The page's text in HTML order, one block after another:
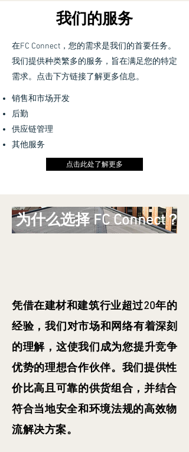
我们的服务
在FC Connect，您的需求是我们的首要任务。
我们提供种类繁多的服务，旨在满足您的特定
需求。点击下方链接了解更多信息。
销售和市场开发
后勤
供应链管理
其他服务
点击此处了解更多
为什么选择 FC Connect？
凭借在建材和建筑行业超过20年的
经验，我们对市场和网络有着深刻
的理解，这使我们成为您提升竞争
优势的理想合作伙伴。我们提供性
价比高且可靠的供货组合，并结合
符合当地安全和环境法规的高效物
流解决方案。